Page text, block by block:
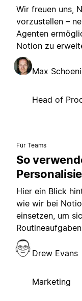
Wir freuen uns,
vorzustellen –
Agenten
Notion zu
Max
Head of
Für Teams
So
Hier ein Blick
wie wir bei
einsetzen, um
Drew Evans
Marketing